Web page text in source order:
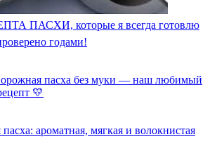
ПАСХИ, которые я всегда готовлю
годами!
пасха без муки — наш любимый
💛
ароматная, мягкая и волокнистая